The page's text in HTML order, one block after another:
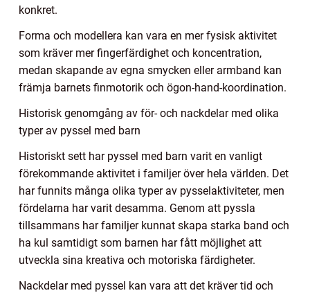
konkret.
Forma och modellera kan vara en mer fysisk aktivitet
som kräver mer fingerfärdighet och koncentration,
medan skapande av egna smycken eller armband kan
främja barnets finmotorik och ögon-hand-koordination.
Historisk genomgång av för- och nackdelar med olika
typer av pyssel med barn
Historiskt sett har pyssel med barn varit en vanligt
förekommande aktivitet i familjer över hela världen. Det
har funnits många olika typer av pysselaktiviteter, men
fördelarna har varit desamma. Genom att pyssla
tillsammans har familjer kunnat skapa starka band och
ha kul samtidigt som barnen har fått möjlighet att
utveckla sina kreativa och motoriska färdigheter.
Nackdelar med pyssel kan vara att det kräver tid och